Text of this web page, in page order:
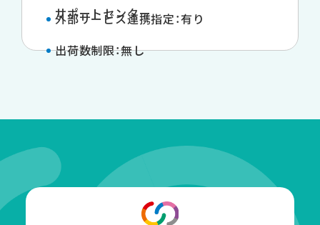
外部サービス連携指定：有り
出荷数制限：無し
サポートセンター